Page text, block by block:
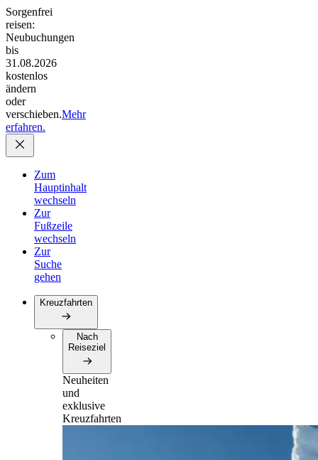
Sorgenfrei
reisen:
Neubuchungen
bis
31.08.2026
kostenlos
ändern
oder
verschieben.Mehr
erfahren.
Zum
Hauptinhalt
wechseln
Zur
Fußzeile
wechseln
Zur
Suche
gehen
Kreuzfahrten
Nach
Reiseziel
Neuheiten
und
exklusive
Kreuzfahrten